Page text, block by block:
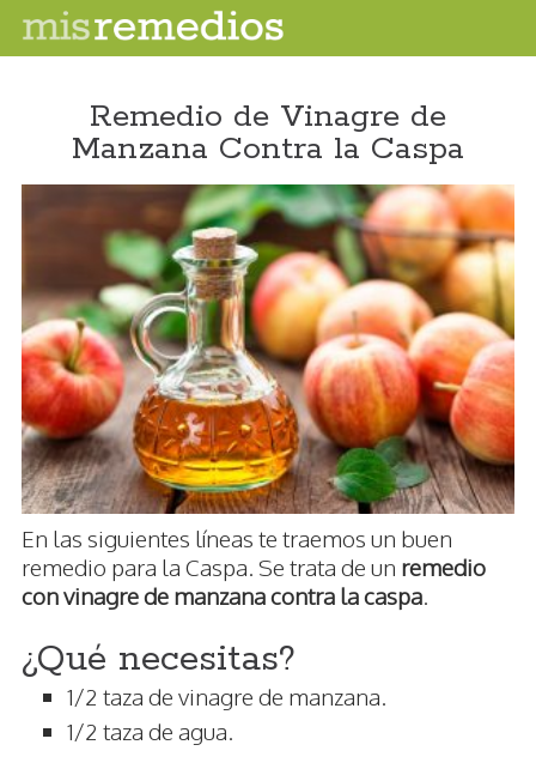
Remedio de Vinagre de
Manzana Contra la Caspa
En las siguientes líneas te traemos un buen
remedio para la Caspa. Se trata de un remedio
con vinagre de manzana contra la caspa
¿Qué necesitas?
1/2 taza de vinagre de manzana.
1/2 taza de agua.